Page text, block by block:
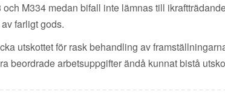
M334 medan bifall inte lämnas till
farligt gods.
utskottet för rask behandling av
beordrade arbetsuppgifter ändå kunnat bistå